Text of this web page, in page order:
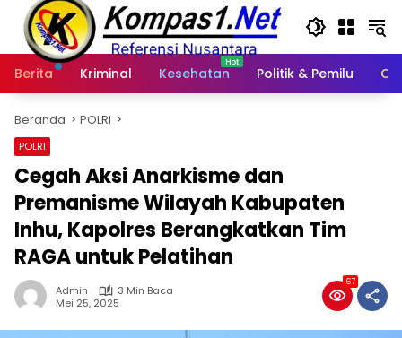
Langsung
konten
Berita
Kriminal Kesehatan Politik & Pemilu
Beranda POLRI
POLRI
Cegah Aksi Anarkisme dan
Premanisme Wilayah Kabupaten
Inhu, Kapolres Berangkatkan Tim
RAGA untuk Pelatihan
Admin
3 Min Baca
Mei 25, 2025
67